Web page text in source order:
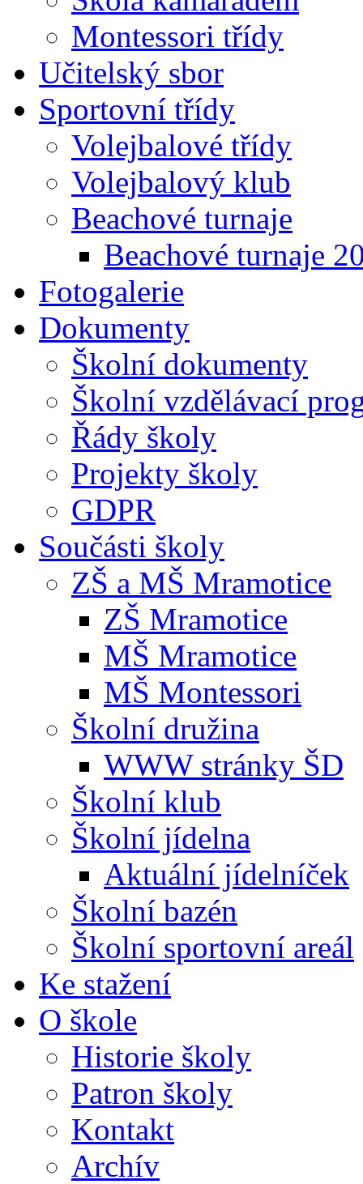
Montessori třídy
Učitelský sbor
Sportovní třídy
Volejbalové třídy
Volejbalový klub
Beachové turnaje
Beachové turnaje
Fotogalerie
Dokumenty
Školní dokumenty
Školní vzdělávací
Řády školy
Projekty školy
GDPR
Součásti školy
ZŠ a MŠ Mramotice
ZŠ Mramotice
MŠ Mramotice
MŠ Montessori
Školní družina
WWW stránky ŠD
Školní klub
Školní jídelna
Aktuální jídelníček
Školní bazén
Školní sportovní areál
Ke stažení
O škole
Historie školy
Patron školy
Kontakt
Archív